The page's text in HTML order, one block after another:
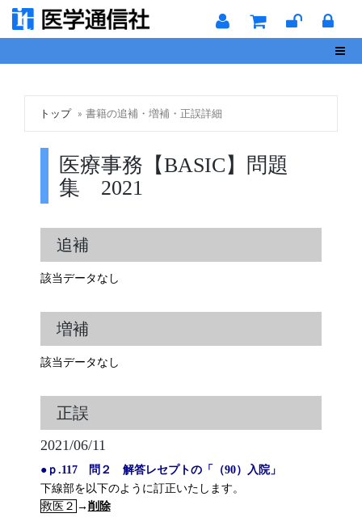
トップ 書籍の追補・増補・正誤詳細
医療事務【BASIC】問題
集 2021
追補
該当データなし
増補
該当データなし
正誤
2021/06/11
●ｐ.117 問２ 解答レセプトの「（90）入院」
下線部を以下のように訂正いたします。
救医２ → 削除